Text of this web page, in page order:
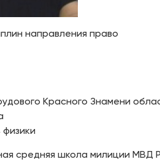
направления право
Красного Знамени
средняя школа милиции МВД